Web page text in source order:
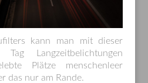
kann man mit dieser
Langzeitbelichtungen
Plätze menschenleer
das nur am Rande.